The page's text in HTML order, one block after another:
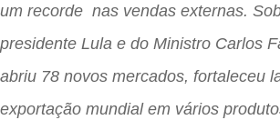
um recorde nas vendas externas.
presidente Lula e do Ministro Carlos
abriu 78 novos mercados, fortaleceu
exportação mundial em vários